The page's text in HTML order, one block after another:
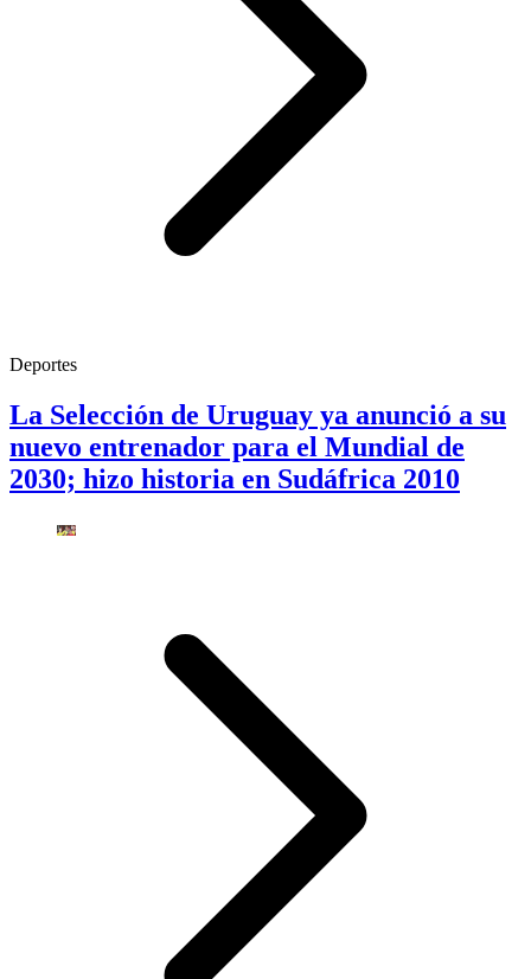
Deportes
La Selección de Uruguay ya anunció a su
nuevo entrenador para el Mundial de
2030; hizo historia en Sudáfrica 2010